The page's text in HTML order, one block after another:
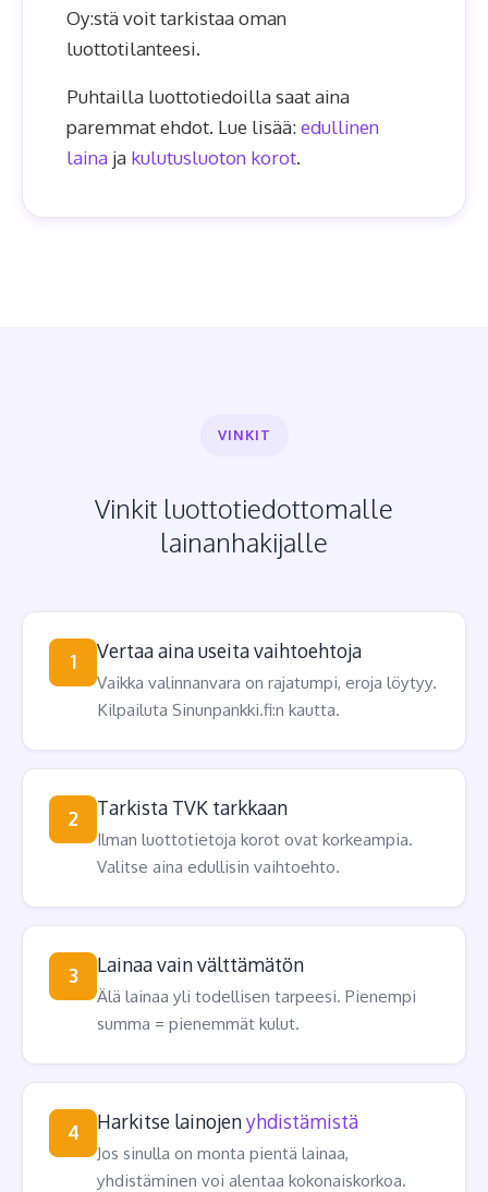
Oy:stä voit tarkistaa oman
luottotilanteesi.
Puhtailla luottotiedoilla saat aina
paremmat ehdot. Lue lisää:edullinen
laina ja kulutusluoton korot.
VINKIT
Vinkit luottotiedottomalle
lainanhakijalle
1 Vertaa aina useita vaihtoehtoja
Vaikka valinnanvara on rajatumpi, eroja löytyy.
Kilpailuta Sinunpankki.fi:n kautta.
2 Tarkista TVK tarkkaan
Ilman luottotietoja korot ovat korkeampia.
Valitse aina edullisin vaihtoehto.
3 Lainaa vain välttämätön
Älä lainaa yli todellisen tarpeesi. Pienempi
summa = pienemmät kulut.
4 Harkitse lainojenyhdistämistä
Jos sinulla on monta pientä lainaa,
yhdistäminen voi alentaa kokonaiskorkoa.